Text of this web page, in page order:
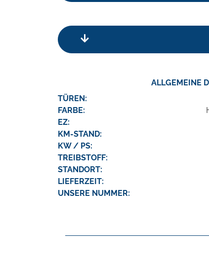
ALLGEMEINE
TÜREN:
FARBE:
EZ:
KM-STAND:
KW / PS:
TREIBSTOFF:
STANDORT:
LIEFERZEIT:
UNSERE NUMMER: